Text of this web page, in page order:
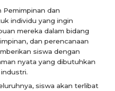
Pemimpinan dan
individu yang ingin
mereka dalam bidang
dan perencanaan
siswa dengan
nyata yang dibutuhkan
siswa akan terlibat